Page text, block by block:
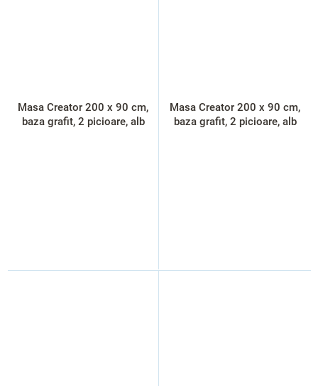
Masa Creator 200 x 90 cm,
baza grafit, 2 picioare, alb
Masa Creator 200 x 90 cm,
baza grafit, 2 picioare, alb